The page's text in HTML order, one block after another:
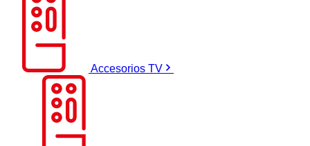
Accesorios TV